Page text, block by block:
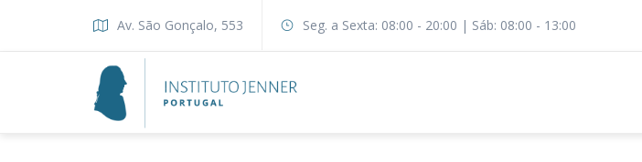
Av. São Gonçalo, 553 Seg. a Sexta: 08:00 - 20:00 | Sáb: 08:00 - 13:00